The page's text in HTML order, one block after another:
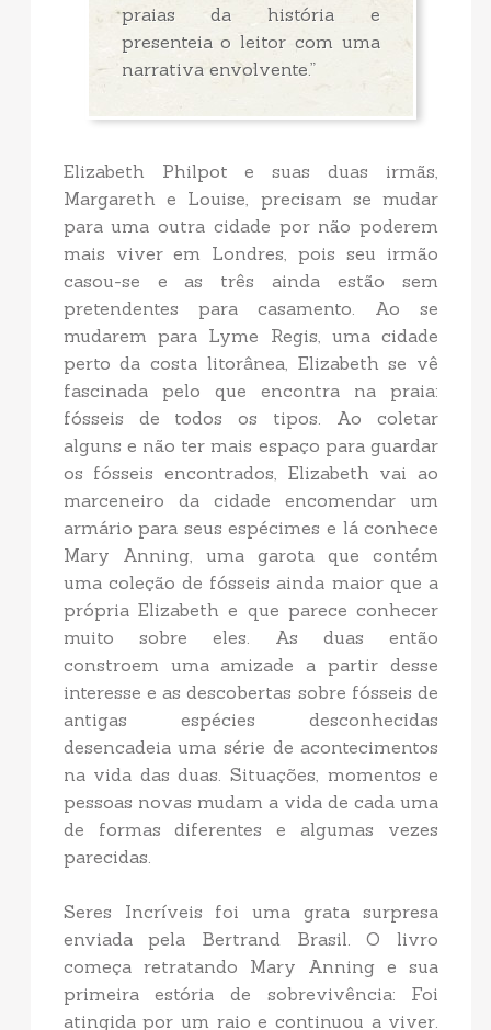
praias da história e
presenteia o leitor com uma
narrativa envolvente.”
Elizabeth Philpot e suas duas irmãs,
Margareth e Louise, precisam se mudar
para uma outra cidade por não poderem
mais viver em Londres, pois seu irmão
casou-se e as três ainda estão sem
pretendentes para casamento. Ao se
mudarem para Lyme Regis, uma cidade
perto da costa litorânea, Elizabeth se vê
fascinada pelo que encontra na praia:
fósseis de todos os tipos. Ao coletar
alguns e não ter mais espaço para guardar
os fósseis encontrados, Elizabeth vai ao
marceneiro da cidade encomendar um
armário para seus espécimes e lá conhece
Mary Anning, uma garota que contém
uma coleção de fósseis ainda maior que a
própria Elizabeth e que parece conhecer
muito sobre eles. As duas então
constroem uma amizade a partir desse
interesse e as descobertas sobre fósseis de
antigas espécies desconhecidas
desencadeia uma série de acontecimentos
na vida das duas. Situações, momentos e
pessoas novas mudam a vida de cada uma
de formas diferentes e algumas vezes
parecidas.
Seres Incríveis foi uma grata surpresa
enviada pela Bertrand Brasil. O livro
começa retratando Mary Anning e sua
primeira estória de sobrevivência: Foi
atingida por um raio e continuou a viver.